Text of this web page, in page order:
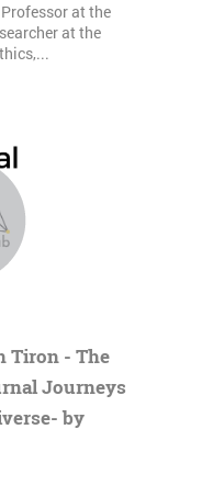
at the
at the
Tiron - The
Journeys
by